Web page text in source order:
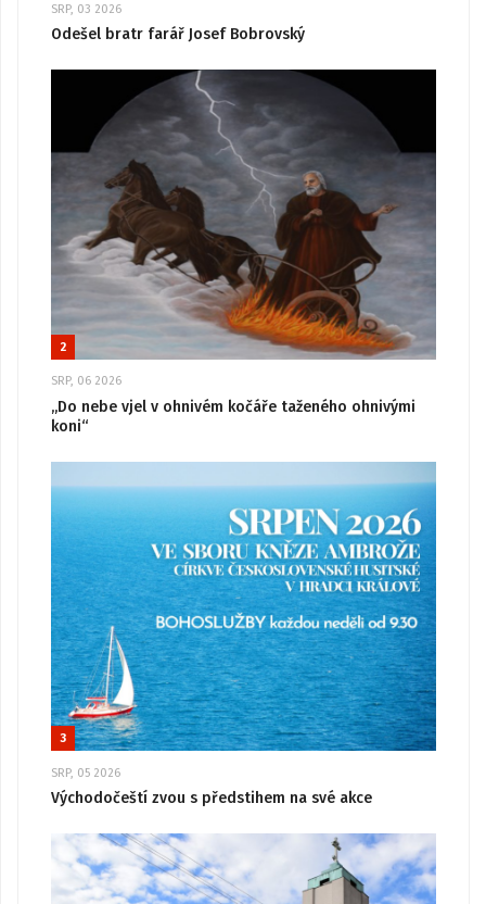
SRP, 03 2026
Odešel bratr farář Josef Bobrovský
2
SRP, 06 2026
„Do nebe vjel v ohnivém kočáře taženého ohnivými
koni“
3
SRP, 05 2026
Východočeští zvou s předstihem na své akce